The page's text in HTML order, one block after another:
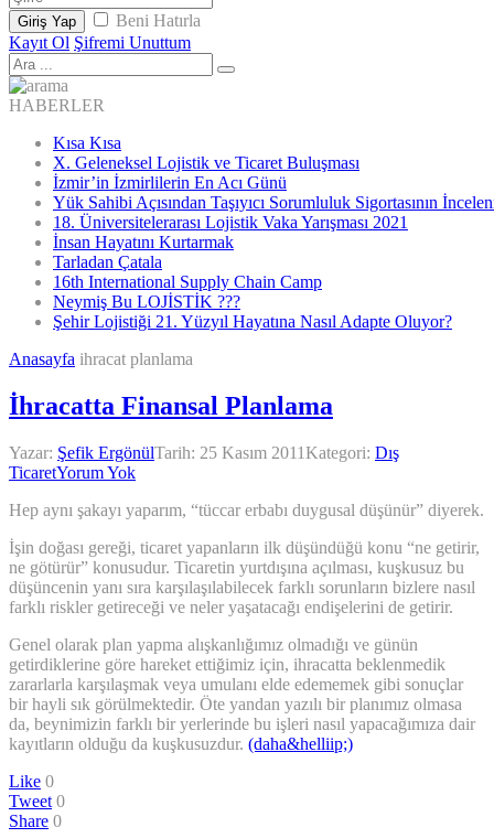
Giriş Yap
Beni Hatırla
Kayıt Ol Şifremi Unuttum
HABERLER
Kısa Kısa
X. Geleneksel Lojistik ve Ticaret Buluşması
İzmir’in İzmirlilerin En Acı Günü
Yük Sahibi Açısından Taşıyıcı Sorumluluk Sigortasının
18. Üniversitelerarası Lojistik Vaka Yarışması 2021
İnsan Hayatını Kurtarmak
Tarladan Çatala
16th International Supply Chain Camp
Neymiş Bu LOJİSTİK ???
Şehir Lojistiği 21. Yüzyıl Hayatına Nasıl Adapte Oluyor?
Anasayfa ihracat planlama
İhracatta Finansal Planlama
Yazar: Şefik ErgönülTarih: 25 Kasım 2011Kategori: Dış
TicaretYorum Yok
Hep aynı şakayı yaparım, “tüccar erbabı duygusal düşünür” diyerek.
İşin doğası gereği, ticaret yapanların ilk düşündüğü konu “ne getirir,
ne götürür” konusudur. Ticaretin yurtdışına açılması, kuşkusuz bu
düşüncenin yanı sıra karşılaşılabilecek farklı sorunların bizlere nasıl
farklı riskler getireceği ve neler yaşatacağı endişelerini de getirir.
Genel olarak plan yapma alışkanlığımız olmadığı ve günün
getirdiklerine göre hareket ettiğimiz için, ihracatta beklenmedik
zararlarla karşılaşmak veya umulanı elde edememek gibi sonuçlar
bir hayli sık görülmektedir. Öte yandan yazılı bir planımız olmasa
da, beynimizin farklı bir yerlerinde bu işleri nasıl yapacağımıza dair
kayıtların olduğu da kuşkusuzdur. (daha&helliip;)
Like 0
Tweet 0
Share 0